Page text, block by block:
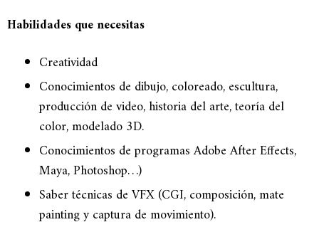
Habilidades que necesitas
Creatividad
Conocimientos de dibujo, coloreado, escultura,
producción de video, historia del arte, teoría del
color, modelado 3D.
Conocimientos de programas Adobe After Effects,
Maya, Photoshop…)
Saber técnicas de VFX (CGI, composición, mate
painting y captura de movimiento).